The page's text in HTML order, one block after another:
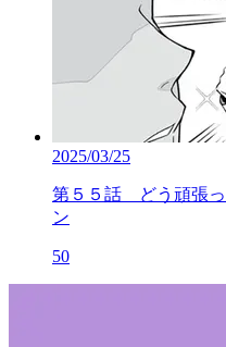
2025/03/25
第５５話 どう頑張っ
ン
50